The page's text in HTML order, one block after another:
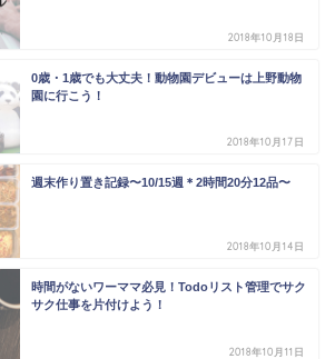
2018年10月18日
0歳・1歳でも大丈夫！動物園デビューは上野動物
園に行こう！
2018年10月17日
週末作り置き記録〜10/15週＊2時間20分12品〜
2018年10月14日
時間がないワーママ必見！Todoリスト管理でサク
サク仕事を片付けよう！
2018年10月11日